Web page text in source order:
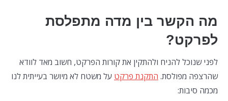
מה הקשר בין מדה מתפלסת
לפרקט?
לפני שנוכל להניח ולהתקין את קורות הפרקט, חשוב מאד לוודא
שהרצפה מפולסת. התקנת פרקט על משטח לא מיושר בעייתית לנו
מכמה סיבות: